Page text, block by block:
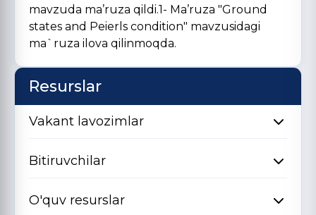
mavzuda ma’ruza qildi.1- Ma’ruza "Ground
states and Peierls condition" mavzusidagi
ma`ruza ilova qilinmoqda.
Resurslar
Vakant lavozimlar
Bitiruvchilar
O'quv resurslar